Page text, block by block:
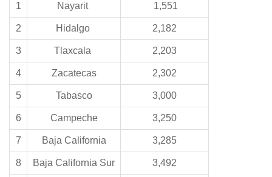
1 Nayarit 1,551
2 Hidalgo 2,182
3 Tlaxcala 2,203
4 Zacatecas 2,302
5 Tabasco 3,000
6 Campeche 3,250
7 Baja California 3,285
8 Baja California Sur 3,492